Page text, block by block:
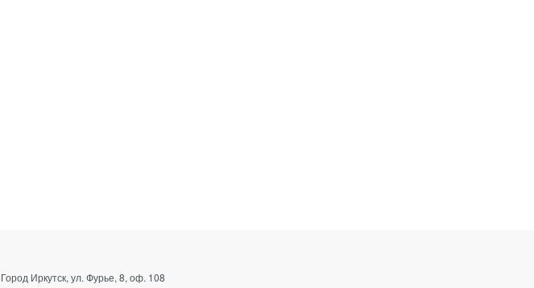
Город Иркутск, ул. Фурье, 8, оф. 108